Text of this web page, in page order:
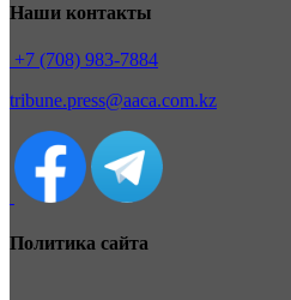
Наши контакты
+7 (708) 983-7884
tribune.press@aaca.com.kz
Политика сайта